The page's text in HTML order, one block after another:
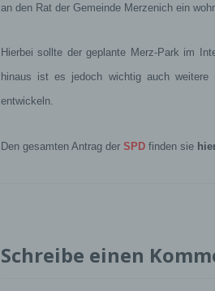
an den Rat der Gemeinde Merzenich ein
Hierbei sollte der geplante Merz-Park im
hinaus ist es jedoch wichtig auch weitere
entwickeln.
Den gesamten Antrag der SPD finden sie hier
Schreibe einen